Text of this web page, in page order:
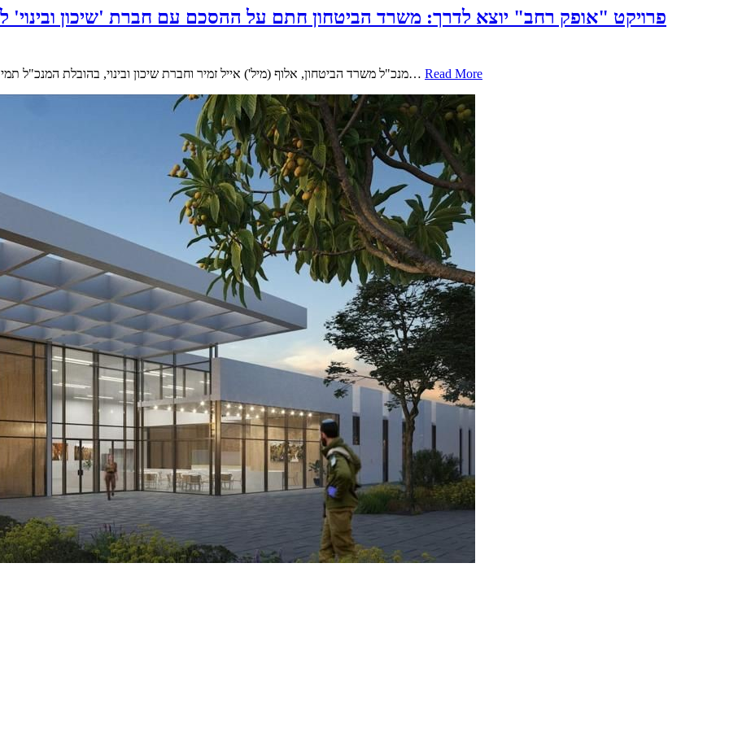
פרויקט "אופק רחב" יוצא לדרך: משרד הביטחון חתם על ההסכם עם חברת 'שיכון
מנכ"ל משרד הביטחון, אלוף (מיל') אייל זמיר וחברת שיכון ובינוי, בהובלת המנכ"ל תמיר כהן, חתמו על הסכם הזיכיון להקמת מחנה 'אופק רחב'. ההסכם עם הזכיין… Read More